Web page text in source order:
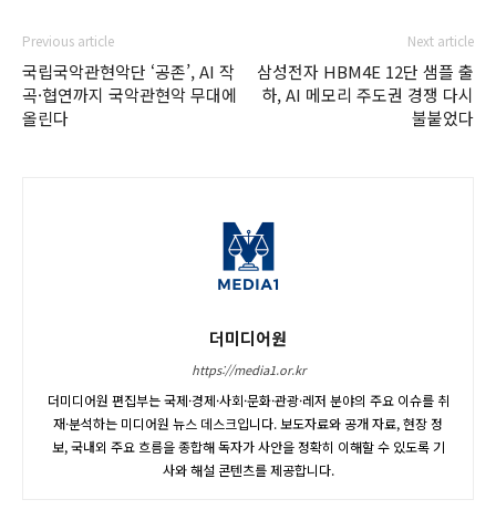
Previous article
국립국악관현악단 ‘공존’, AI 작
곡·협연까지 국악관현악 무대에
올린다
Next article
삼성전자 HBM4E 12단 샘플 출
하, AI 메모리 주도권 경쟁 다시
불붙었다
더미디어원
https://media1.or.kr
더미디어원 편집부는 국제·경제·사회·문화·관광·레저 분야의 주요 이슈를 취
재·분석하는 미디어원 뉴스 데스크입니다. 보도자료와 공개 자료, 현장 정
보, 국내외 주요 흐름을 종합해 독자가 사안을 정확히 이해할 수 있도록 기
사와 해설 콘텐츠를 제공합니다.